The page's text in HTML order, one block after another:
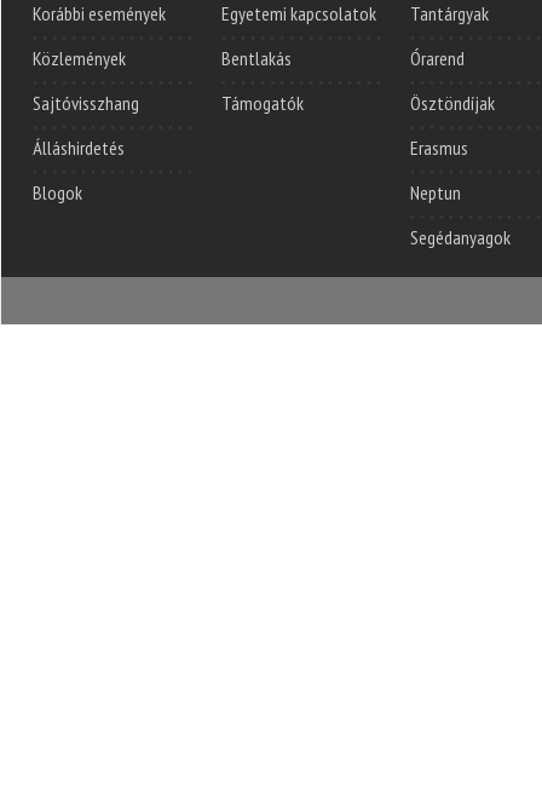
Korábbi események
Közlemények
Sajtóvisszhang
Álláshirdetés
Blogok
Egyetemi kapcsolatok
Bentlakás
Támogatók
Tantárgyak
Órarend
Ösztöndíjak
Erasmus
Neptun
Segédanyagok